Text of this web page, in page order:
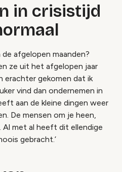
in crisistijd
afgelopen maanden?
ze uit het afgelopen jaar
erachter gekomen dat ik
vind dan ondernemen in
aan de kleine dingen weer
De mensen om je heen,
Al met al heeft dit ellendige
gebracht.’